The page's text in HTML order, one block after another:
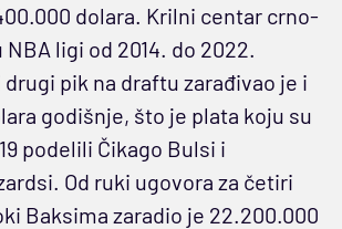
dolara. Krilni centar crno-
ligi od 2014. do 2022.
pik na draftu zarađivao je i
godišnje, što je plata koju su
podelili Čikago Bulsi i
Od ruki ugovora za četiri
Baksima zaradio je 22.200.000